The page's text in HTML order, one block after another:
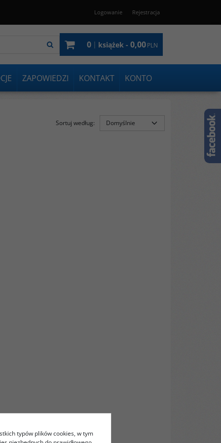
Logowanie Rejestracja
0 | książek - 0,00PLN
ZAPOWIEDZI KONTAKT KONTO
Sortuj według:
typów plików cookies, w tym